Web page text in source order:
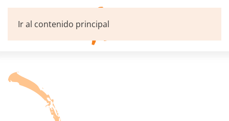
Ir al contenido principal